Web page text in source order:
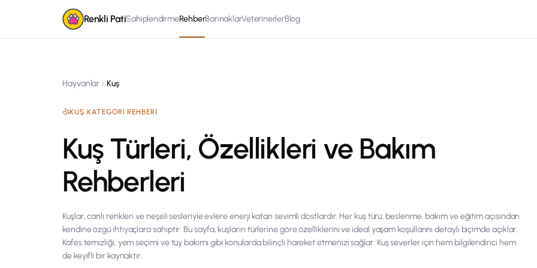
Renkli PatiSahiplendirmeRehberBarınaklarVeterinerlerBlog
Hayvanlar Kuş
KUŞ KATEGORI REHBERI
Kuş Türleri, Özellikleri ve Bakım
Rehberleri
Kuşlar, canlı renkleri ve neşeli sesleriyle evlere enerji katan sevimli dostlardır. Her kuş türü; beslenme, bakım ve eğitim açısından
kendine özgü ihtiyaçlara sahiptir. Bu sayfa, kuşların türlerine göre özelliklerini ve ideal yaşam koşullarını detaylı biçimde açıklar.
Kafes temizliği, yem seçimi ve tüy bakımı gibi konularda bilinçli hareket etmenizi sağlar. Kuş severler için hem bilgilendirici hem
de keyifli bir kaynaktır.